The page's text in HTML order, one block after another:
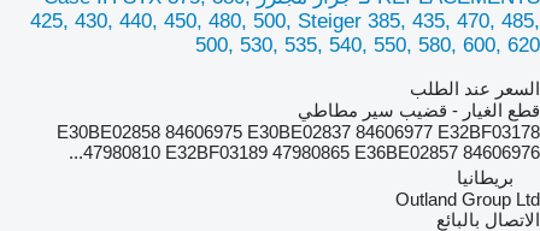
425, 430, 440, 450, 480, 500, Steiger 385, 435, 470, 485,
500, 530, 535, 540, 550, 580, 600, 620
السعر عند الطلب
قطع الغيار - قضيب سير مطاطي
E30BE02858 84606975 E30BE02837 84606977 E32BF03178
47980810 E32BF03189 47980865 E36BE02857 84606976...
بريطانيا
Outland Group Ltd
الاتصال بالبائع